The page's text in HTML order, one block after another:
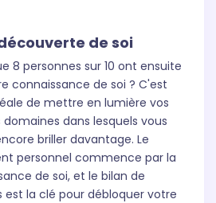
de soi
8 personnes sur 10 ont ensuite
connaissance de soi ? C'est
de mettre en lumière vos
dans lesquels vous
briller davantage. Le
personnel commence par la
de soi, et le bilan de
la clé pour débloquer votre